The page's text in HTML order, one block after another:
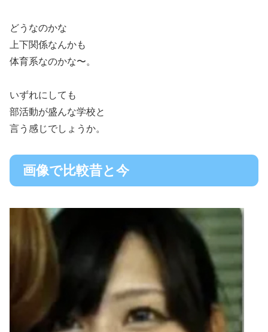
どうなのかな
上下関係なんかも
体育系なのかな〜。
いずれにしても
部活動が盛んな学校と
言う感じでしょうか。
画像で比較昔と今